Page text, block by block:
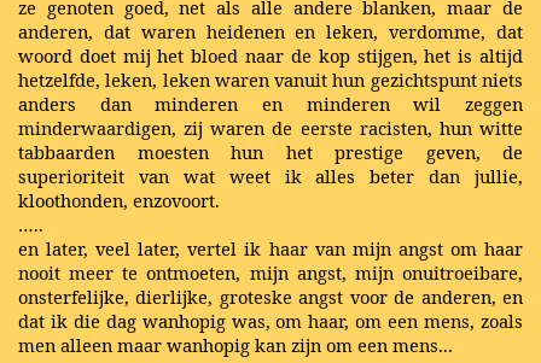
ze genoten goed, net als alle andere blanken, maar de
anderen, dat waren heidenen en leken, verdomme, dat
woord doet mij het bloed naar de kop stijgen, het is altijd
hetzelfde, leken, leken waren vanuit hun gezichtspunt niets
anders dan minderen en minderen wil zeggen
minderwaardigen, zij waren de eerste racisten, hun witte
tabbaarden moesten hun het prestige geven, de
superioriteit van wat weet ik alles beter dan jullie,
kloothonden, enzovoort.
…..
en later, veel later, vertel ik haar van mijn angst om haar
nooit meer te ontmoeten, mijn angst, mijn onuitroeibare,
onsterfelijke, dierlijke, groteske angst voor de anderen, en
dat ik die dag wanhopig was, om haar, om een mens, zoals
men alleen maar wanhopig kan zijn om een mens...